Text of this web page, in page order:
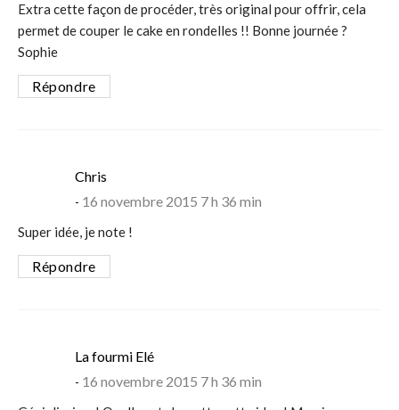
Extra cette façon de procéder, très original pour offrir, cela
permet de couper le cake en rondelles !! Bonne journée ?
Sophie
Répondre
Chris
16 novembre 2015 7 h 36 min
Super idée, je note !
Répondre
La fourmi Elésays:
16 novembre 2015 7 h 36 min